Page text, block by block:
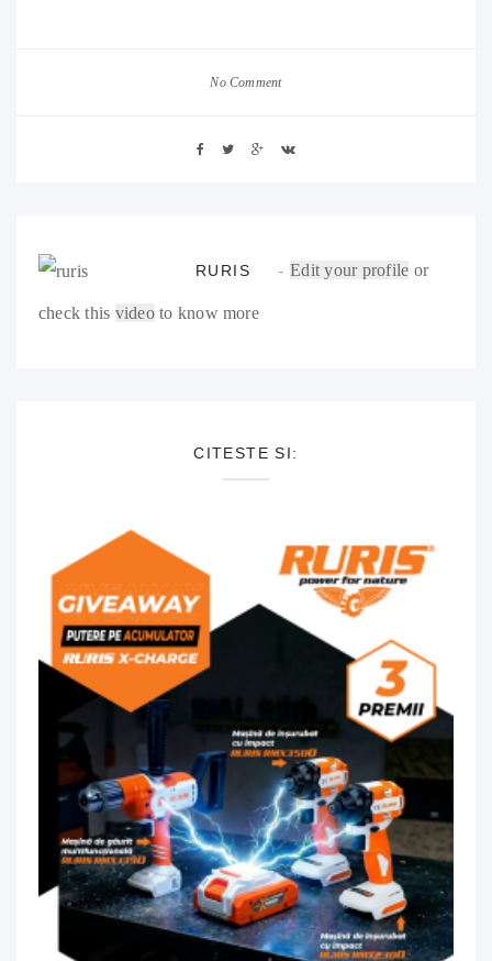
No Comment
RURIS Edit your profile or
check this videoto know more
CITESTE SI: